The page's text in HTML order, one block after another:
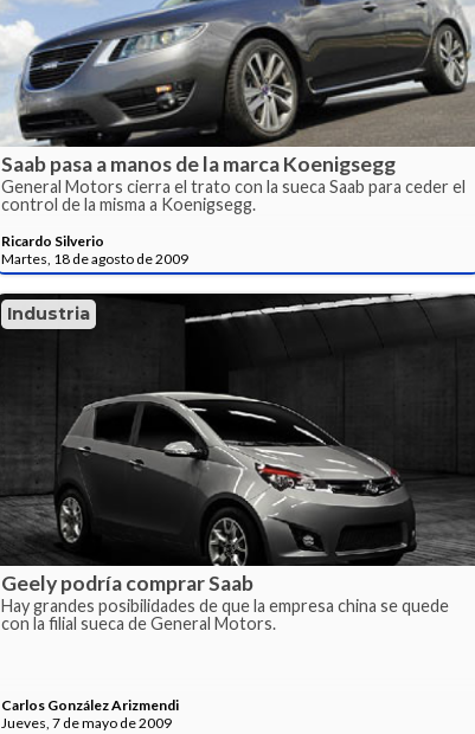
Saab pasa a manos de la marca Koenigsegg
General Motors cierra el trato con la sueca Saab para ceder el
control de la misma a Koenigsegg.
Ricardo Silverio
Martes, 18 de agosto de 2009
Industria
Geely podría comprar Saab
Hay grandes posibilidades de que la empresa china se quede
con la filial sueca de General Motors.
Carlos González Arizmendi
Jueves, 7 de mayo de 2009